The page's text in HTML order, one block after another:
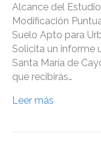
Alcance del
Modificación
Suelo Apto para
Solicita un informe
Santa María de
que recibirás…
Leer más